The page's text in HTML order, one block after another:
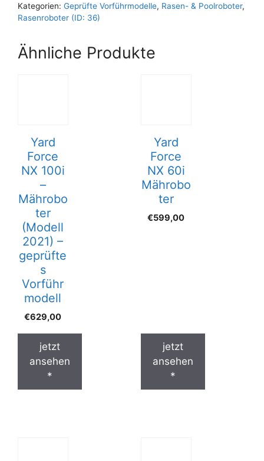
Kategorien: Geprüfte Vorführmodelle, Rasen- & Poolroboter,
Rasenroboter (ID: 36)
Ähnliche Produkte
Yard
Force
NX 100i
–
Mährobo
ter
(Modell
2021) –
geprüfte
s
Vorführ
modell
€629,00
jetzt
ansehen
*
Yard
Force
NX 60i
Mährobo
ter
€599,00
jetzt
ansehen
*